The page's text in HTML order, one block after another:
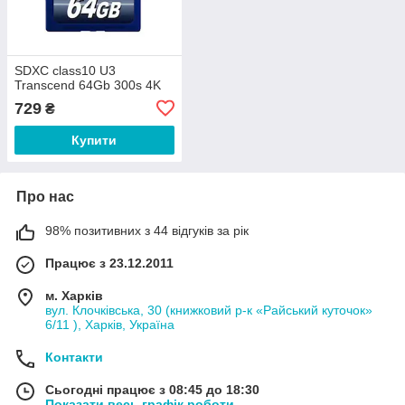
SDXC class10 U3
Transcend 64Gb 300s 4K
729 ₴
Купити
Про нас
98% позитивних з 44 відгуків за рік
Працює з 23.12.2011
м. Харків
вул. Клочківська, 30 (книжковий р-к «Райський куточок»
6/11 ), Харків, Україна
Контакти
Сьогодні працює з 08:45 до 18:30